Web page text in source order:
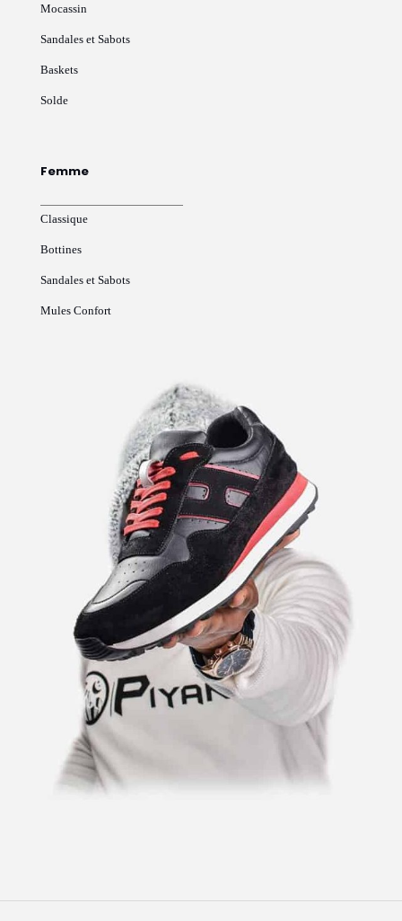
Mocassin
Sandales et Sabots
Baskets
Solde
Femme
Classique
Bottines
Sandales et Sabots
Mules Confort